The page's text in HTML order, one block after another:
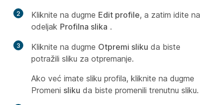
2 Kliknite na dugme Edit profile, a zatim idite na
odeljak Profilna slika .
3 Kliknite na dugme Otpremi sliku da biste
potražili sliku za otpremanje.
Ako već imate sliku profila, kliknite na dugme
Promeni sliku da biste promenili trenutnu sliku.